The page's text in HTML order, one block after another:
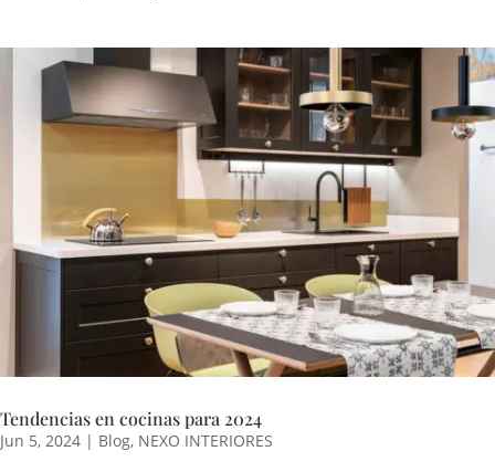
Tendencias en cocinas para 2024
Jun 5, 2024 | Blog, NEXO INTERIORES